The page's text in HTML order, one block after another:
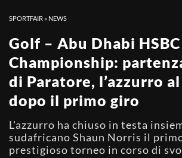
SPORTFAIR » NEWS
Golf – Abu Dhabi HSBC
Championship:
di Paratore, l’azzurro
dopo il primo giro
L'azzurro ha chiuso in testa
sudafricano Shaun Norris il
prestigioso torneo in corso di